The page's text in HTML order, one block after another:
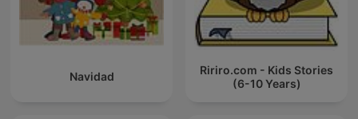
Navidad
Ririro.com - Kids Stories
(6-10 Years)